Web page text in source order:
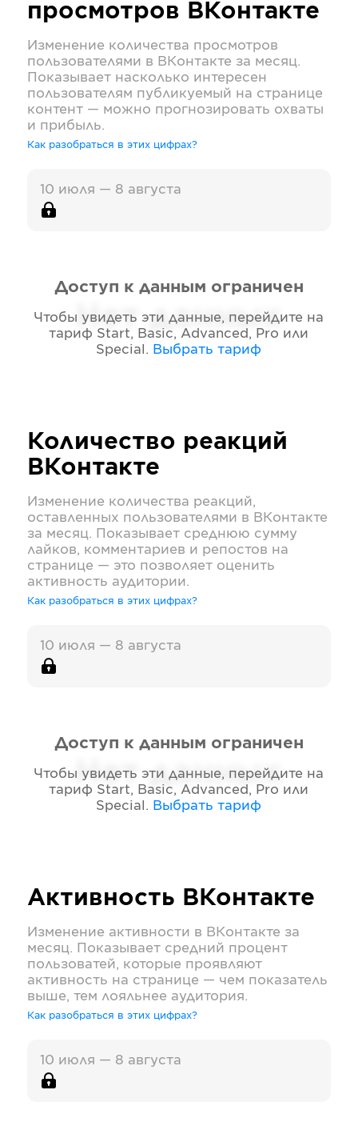
просмотров ВКонтакте
Изменение количества просмотров
пользователями в ВКонтакте за месяц.
Показывает насколько интересен
пользователям публикуемый на странице
контент — можно прогнозировать охваты
и прибыль.
Как разобраться в этих цифрах?
10 июля — 8 августа
Нет данных
Доступ к данным ограничен
Чтобы увидеть эти данные, перейдите на
тариф Start, Basic, Advanced, Pro или
Special . Выбрать тариф
Количество реакций
ВКонтакте
Изменение количества реакций,
оставленных пользователями в ВКонтакте
за месяц. Показывает среднюю сумму
лайков, комментариев и репостов на
странице — это позволяет оценить
активность аудитории.
Как разобраться в этих цифрах?
10 июля — 8 августа
Нет данных
Доступ к данным ограничен
Чтобы увидеть эти данные, перейдите на
тариф Start, Basic, Advanced, Pro или
Special . Выбрать тариф
Активность ВКонтакте
Изменение активности в ВКонтакте за
месяц. Показывает средний процент
пользоватей, которые проявляют
активность на странице — чем показатель
выше, тем лояльнее аудитория.
Как разобраться в этих цифрах?
10 июля — 8 августа